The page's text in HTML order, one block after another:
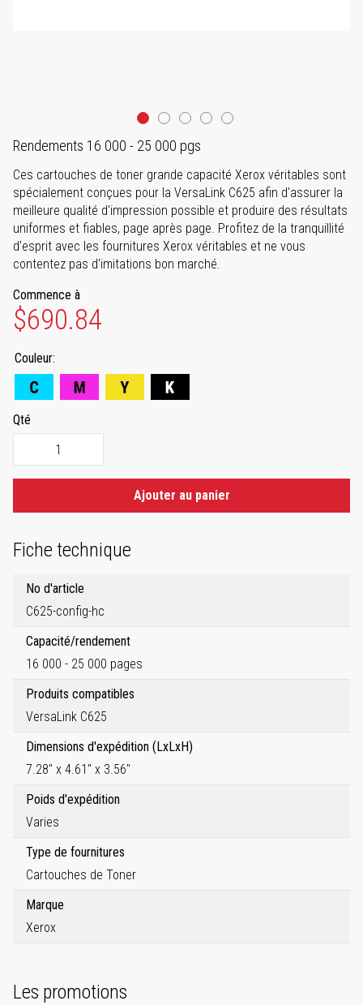
Rendements 16 000 - 25 000 pgs
Ces cartouches de toner grande capacité Xerox véritables sont
spécialement conçues pour la VersaLink C625 afin d'assurer la
meilleure qualité d'impression possible et produire des résultats
uniformes et fiables, page après page. Profitez de la tranquillité
d'esprit avec les fournitures Xerox véritables et ne vous
contentez pas d'imitations bon marché.
Commence à
$690.84
Couleur
Qté
Ajouter au panier
Fiche technique
No d'article
C625-config-hc
Capacité/rendement
16 000 - 25 000 pages
Produits compatibles
VersaLink C625
Dimensions d'expédition (LxLxH)
7.28" x 4.61" x 3.56"
Poids d'expédition
Varies
Type de fournitures
Cartouches de Toner
Marque
Xerox
Les promotions